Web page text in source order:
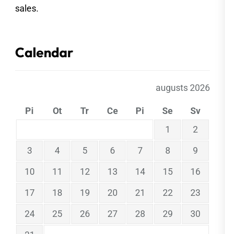
sales.
Calendar
augusts 2026
Pi Ot Tr Ce Pi Se
Sv
1
2
3
4 5 6 7 8
9
10
11 12 13 14 15
16
17
18 19 20 21 22
23
24
25 26 27 28 29
30